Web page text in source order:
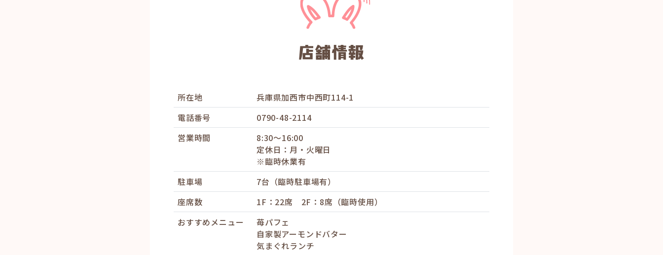
所在地
兵庫県加西市中西町114-1
電話番号
0790-48-2114
営業時間
8:30〜16:00
定休日：月・火曜日
※臨時休業有
駐車場
7台（臨時駐車場有）
座席数
1F：22席 2F：8席（臨時使用）
おすすめメニュー
苺パフェ
自家製アーモンドバター
気まぐれランチ